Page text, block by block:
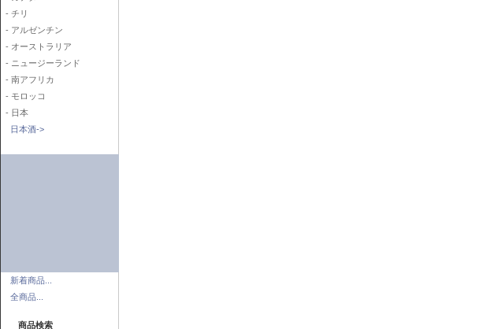
- チリ
- アルゼンチン
- オーストラリア
- ニュージーランド
- 南アフリカ
- モロッコ
- 日本
日本酒->
新着商品...
全商品...
商品検索